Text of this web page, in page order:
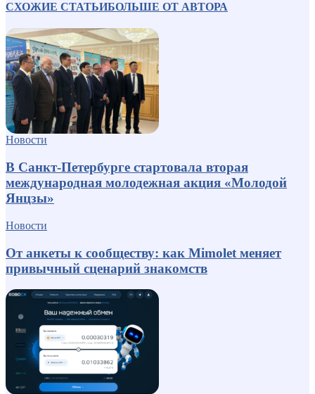
СХОЖИЕ СТАТЬИБОЛЬШЕ ОТ АВТОРА
Новости
В Санкт-Петербурге стартовала вторая
международная молодежная акция «Молодой
Янцзы»
Новости
От анкеты к сообществу: как Mimolet меняет
привычный сценарий знакомств